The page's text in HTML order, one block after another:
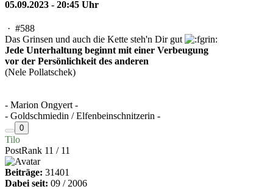
05.09.2023 - 20:45 Uhr
· #588
Das Grinsen und auch die Kette steh'n Dir gut
Jede Unterhaltung beginnt mit einer Verbeugung
vor der Persönlichkeit des anderen
(Nele Pollatschek)
- Marion Ongyert -
- Goldschmiedin / Elfenbeinschnitzerin -
0
Tilo
PostRank 11 / 11
Beiträge: 31401
Dabei seit: 09 / 2006